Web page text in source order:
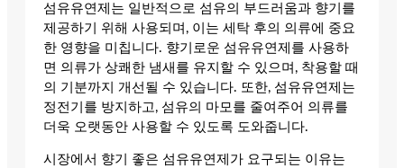
섬유유연제는 일반적으로 섬유의 부드러움과 향기를
제공하기 위해 사용되며, 이는 세탁 후의 의류에 중요
한 영향을 미칩니다. 향기로운 섬유유연제를 사용하
면 의류가 상쾌한 냄새를 유지할 수 있으며, 착용할 때
의 기분까지 개선될 수 있습니다. 또한, 섬유유연제는
정전기를 방지하고, 섬유의 마모를 줄여주어 의류를
더욱 오랫동안 사용할 수 있도록 도와줍니다.
시장에서 향기 좋은 섬유유연제가 요구되는 이유는